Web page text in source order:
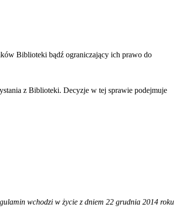
Biblioteki bądź ograniczający ich prawo do
z Biblioteki. Decyzje w tej sprawie podejmuje
wchodzi w życie z dniem 22 grudnia 2014 roku